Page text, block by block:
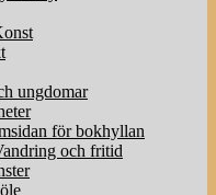
ungdomar
för bokhyllan
och fritid